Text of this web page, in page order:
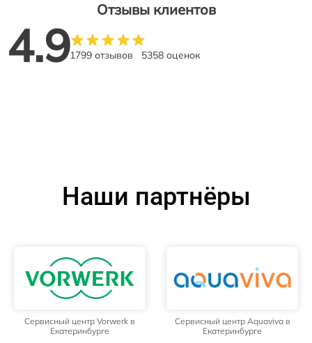
Отзывы клиентов
4.91799 отзывов 5358 оценок
Наши партнёры
Сервисный центр Vorwerk в
Екатеринбурге
Сервисный центр Aquaviva в
Екатеринбурге